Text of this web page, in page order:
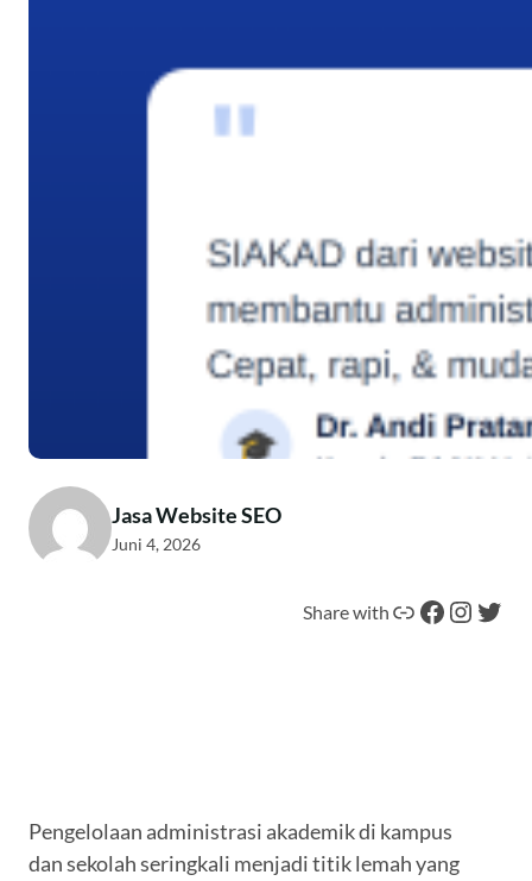
Jasa Website SEO
Juni 4, 2026
Share with Tautan Facebook Instagram Twitter
Pengelolaan administrasi akademik di kampus
dan sekolah seringkali menjadi titik lemah yang